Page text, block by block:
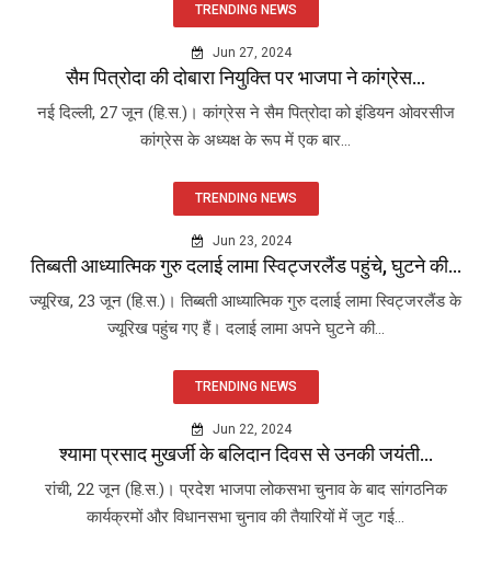
TRENDING NEWS
Jun 27, 2024
सैम पित्रोदा की दोबारा नियुक्ति पर भाजपा ने कांग्रेस...
नई दिल्ली, 27 जून (हि.स.)। कांग्रेस ने सैम पित्रोदा को इंडियन ओवरसीज
कांग्रेस के अध्यक्ष के रूप में एक बार...
TRENDING NEWS
Jun 23, 2024
तिब्बती आध्यात्मिक गुरु दलाई लामा स्विट्जरलैंड पहुंचे, घुटने की...
ज्यूरिख, 23 जून (हि.स.)। तिब्बती आध्यात्मिक गुरु दलाई लामा स्विट्जरलैंड के
ज्यूरिख पहुंच गए हैं। दलाई लामा अपने घुटने की...
TRENDING NEWS
Jun 22, 2024
श्यामा प्रसाद मुखर्जी के बलिदान दिवस से उनकी जयंती...
रांची, 22 जून (हि.स.)। प्रदेश भाजपा लोकसभा चुनाव के बाद सांगठनिक
कार्यक्रमों और विधानसभा चुनाव की तैयारियों में जुट गई...